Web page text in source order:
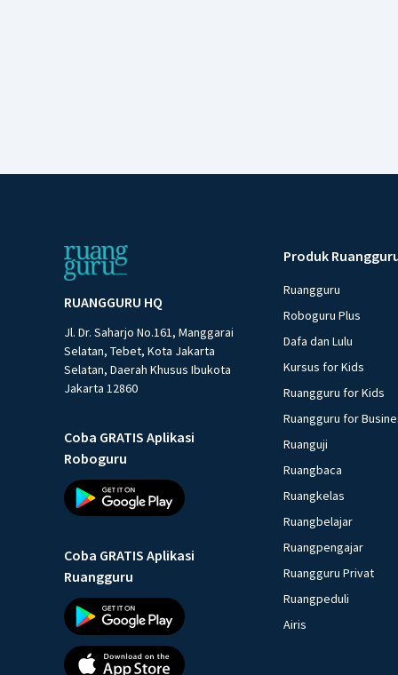
RUANGGURU HQ
Jl. Dr. Saharjo No.161, Manggarai
Selatan, Tebet, Kota Jakarta
Selatan, Daerah Khusus Ibukota
Jakarta 12860
Coba GRATIS Aplikasi
Roboguru
Coba GRATIS Aplikasi
Ruangguru
Produk
Ruangguru
Roboguru Plus
Dafa dan Lulu
Kursus for Kids
Ruangguru for Kids
Ruangguru for
Ruanguji
Ruangbaca
Ruangkelas
Ruangbelajar
Ruangpengajar
Ruangguru Privat
Ruangpeduli
Airis